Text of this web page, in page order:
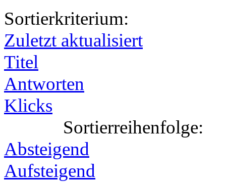
Sortierkriterium:
Zuletzt aktualisiert
Titel
Antworten
Klicks
Sortierreihenfolge:
Absteigend
Aufsteigend